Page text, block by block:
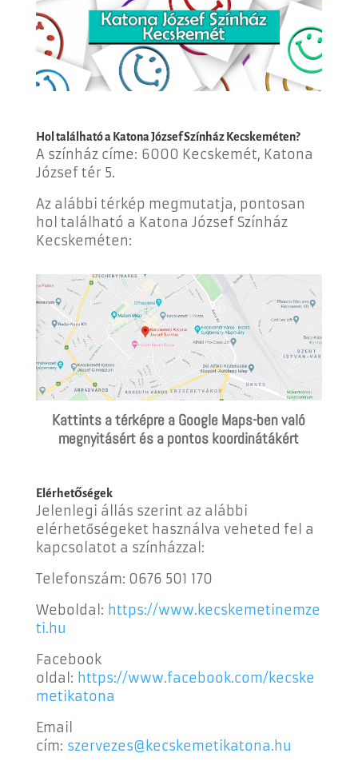
Hol található a Katona József Színház Kecskeméten?
A színház címe: 6000 Kecskemét, Katona
József tér 5.
Az alábbi térkép megmutatja, pontosan
hol található a Katona József Színház
Kecskeméten:
Kattints a térképre a Google Maps-ben való
megnyitásért és a pontos koordinátákért
Elérhetőségek
Jelenlegi állás szerint az alábbi
elérhetőségeket használva veheted fel a
kapcsolatot a színházzal:
Telefonszám: 0676 501 170
Weboldal: https://www.kecskemetinemze
ti.hu
Facebook
oldal: https://www.facebook.com/kecske
metikatona
Email
cím: szervezes@kecskemetikatona.hu